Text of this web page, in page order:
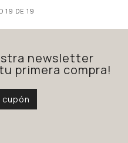
19 DE 19
newsletter
primera compra!